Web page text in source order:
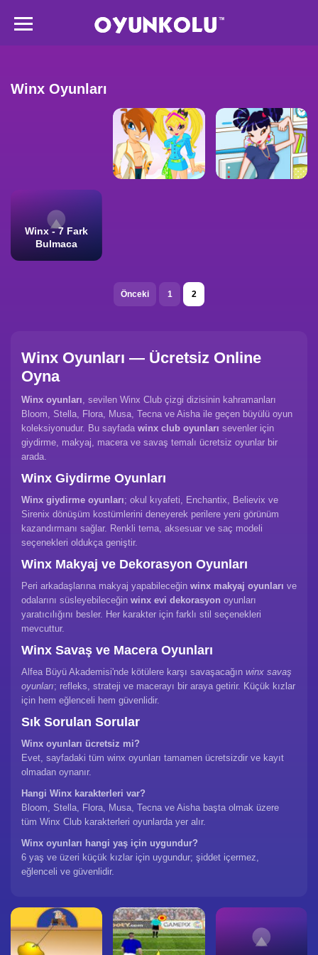
Winx Oyunları
Winx - 7 Fark
Bulmaca
Önceki 1 2
Winx Oyunları — Ücretsiz Online
Oyna
Winx oyunları, sevilen Winx Club çizgi dizisinin kahramanları
Bloom, Stella, Flora, Musa, Tecna ve Aisha ile geçen büyülü oyun
koleksiyonudur. Bu sayfada winx club oyunları sevenler için
giydirme, makyaj, macera ve savaş temalı ücretsiz oyunlar bir
arada.
Winx Giydirme Oyunları
Winx giydirme oyunları; okul kıyafeti, Enchantix, Believix ve
Sirenix dönüşüm kostümlerini deneyerek perilere yeni görünüm
kazandırmanı sağlar. Renkli tema, aksesuar ve saç modeli
seçenekleri oldukça geniştir.
Winx Makyaj ve Dekorasyon Oyunları
Peri arkadaşlarına makyaj yapabileceğin winx makyaj oyunları ve
odalarını süsleyebileceğin winx evi dekorasyon oyunları
yaratıcılığını besler. Her karakter için farklı stil seçenekleri
mevcuttur.
Winx Savaş ve Macera Oyunları
Alfea Büyü Akademisi'nde kötülere karşı savaşacağın winx savaş
oyunları; refleks, strateji ve macerayı bir araya getirir. Küçük kızlar
için hem eğlenceli hem güvenlidir.
Sık Sorulan Sorular
Winx oyunları ücretsiz mi?
Evet, sayfadaki tüm winx oyunları tamamen ücretsizdir ve kayıt
olmadan oynanır.
Hangi Winx karakterleri var?
Bloom, Stella, Flora, Musa, Tecna ve Aisha başta olmak üzere
tüm Winx Club karakterleri oyunlarda yer alır.
Winx oyunları hangi yaş için uygundur?
6 yaş ve üzeri küçük kızlar için uygundur; şiddet içermez,
eğlenceli ve güvenlidir.